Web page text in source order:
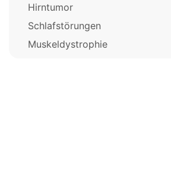
Hirntumor
Schlafstörungen
Muskeldystrophie